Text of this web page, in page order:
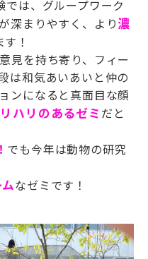
は、グループワーク
深まりやすく、より濃
！
見を持ち寄り、フィー
は和気あいあいと仲の
ンになると真面目な顔
ハリのあるゼミ だと
でも今年は動物の研究
なゼミです！